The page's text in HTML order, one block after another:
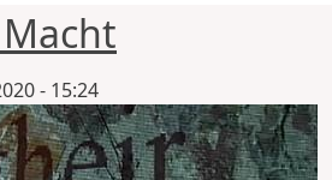
- 15:24